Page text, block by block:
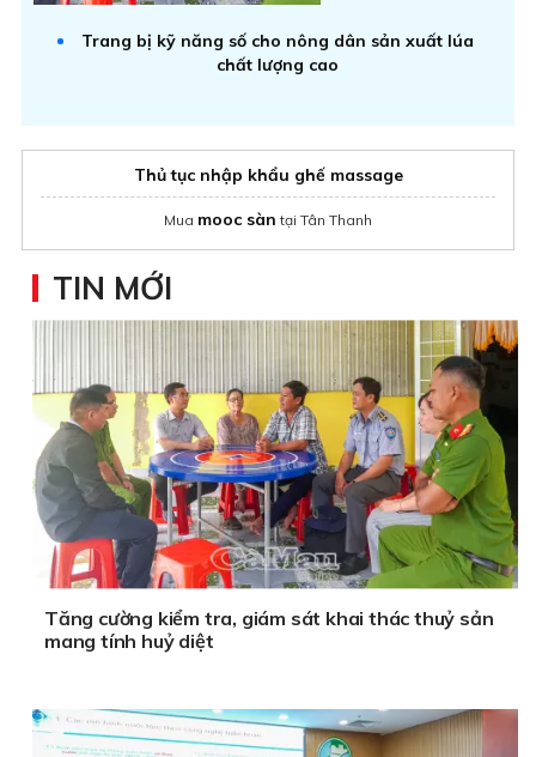
Trang bị kỹ năng số cho nông dân sản xuất lúa
chất lượng cao
Thủ tục nhập khẩu ghế massage
Mua mooc sàn tại Tân Thanh
TIN MỚI
Tăng cường kiểm tra, giám sát khai thác thuỷ sản
mang tính huỷ diệt